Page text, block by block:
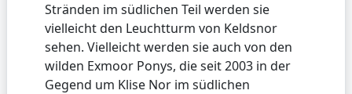
Stränden im südlichen Teil werden sie
vielleicht den Leuchtturm von Keldsnor
sehen. Vielleicht werden sie auch von den
wilden Exmoor Ponys, die seit 2003 in der
Gegend um Klise Nor im südlichen